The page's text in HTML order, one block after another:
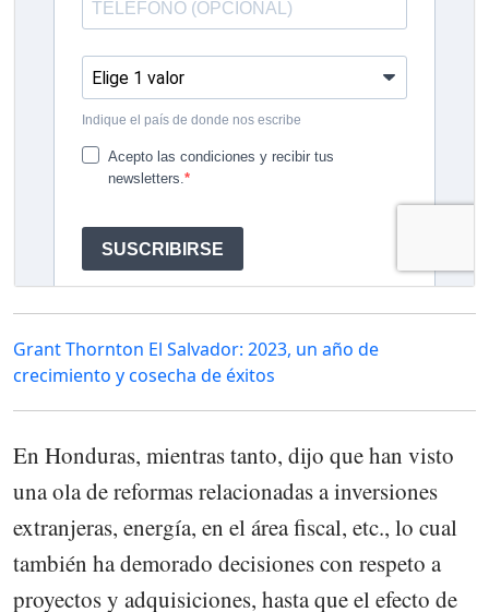
Grant Thornton El Salvador: 2023, un año de
crecimiento y cosecha de éxitos
En Honduras, mientras tanto, dijo que han visto
una ola de reformas relacionadas a inversiones
extranjeras, energía, en el área fiscal, etc., lo cual
también ha demorado decisiones con respeto a
proyectos y adquisiciones, hasta que el efecto de